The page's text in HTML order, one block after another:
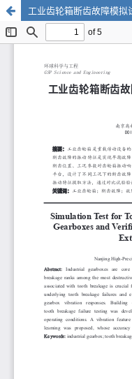
工业齿轮箱断齿故障模